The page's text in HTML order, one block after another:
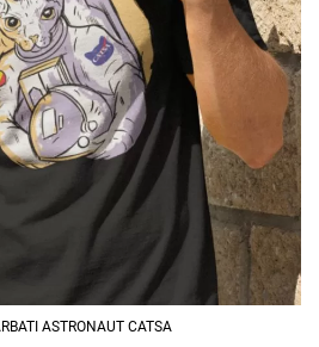
ASTRONAUT CATSA